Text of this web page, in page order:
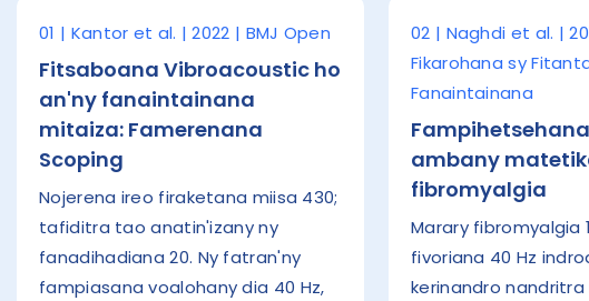
01 | Kantor et al. | 2022 | BMJ Open
Fitsaboana Vibroacoustic ho
an'ny fanaintainana
mitaiza: Famerenana
Scoping
Nojerena ireo firaketana miisa 430;
tafiditra tao anatin'izany ny
fanadihadiana 20. Ny fatran'ny
fampiasana voalohany dia 40 Hz,
02 | Naghdi et al. |
Fikarohana sy
Fanaintainana
ambany
fibromyalgia
Marary fibromyalgia
fivoriana 40 Hz
kerinandro nandritra